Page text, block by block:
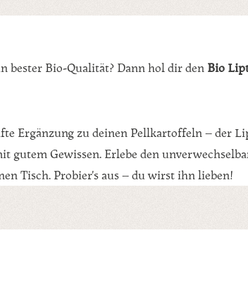
bester Bio-Qualität? Dann hol dir den Bio
Ergänzung zu deinen Pellkartoffeln – der
Gewissen. Erlebe den
Tisch. Probier's aus – du wirst ihn lieben!